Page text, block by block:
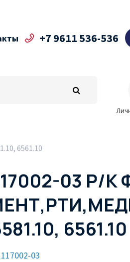
+7 9611 536-536
6561.10
03 Р/К
6561.10
03